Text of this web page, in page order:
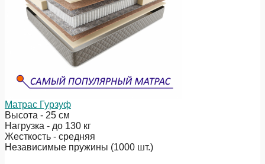
Матрас Гурзуф
Высота - 25 см
Нагрузка - до 130 кг
Жесткость - средняя
Независимые пружины (1000 шт.)